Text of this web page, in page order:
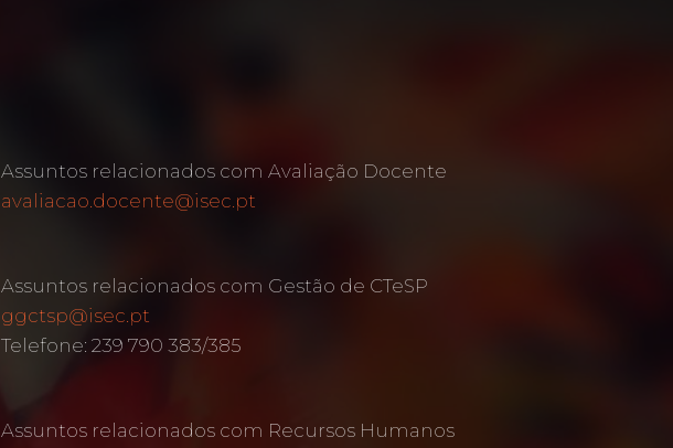
Assuntos relacionados com Avaliação Docente
avaliacao.docente@isec.pt
Assuntos relacionados com Gestão de CTeSP
ggctsp@isec.pt
Telefone: 239 790 383/385
Assuntos relacionados com Recursos Humanos